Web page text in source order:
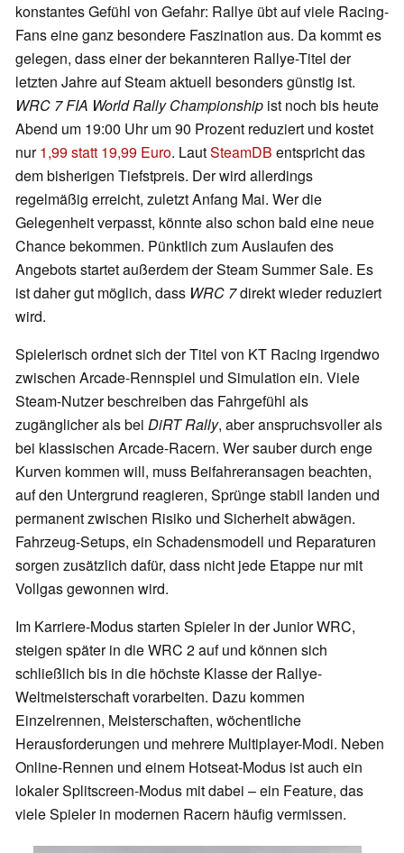
konstantes Gefühl von Gefahr: Rallye übt auf viele Racing-
Fans eine ganz besondere Faszination aus. Da kommt es
gelegen, dass einer der bekannteren Rallye-Titel der
letzten Jahre auf Steam aktuell besonders günstig ist.
WRC 7 FIA World Rally Championship ist noch bis heute
Abend um 19:00 Uhr um 90 Prozent reduziert und kostet
nur1,99 statt 19,99 Euro. LautSteamDB entspricht das
dem bisherigen Tiefstpreis. Der wird allerdings
regelmäßig erreicht, zuletzt Anfang Mai. Wer die
Gelegenheit verpasst, könnte also schon bald eine neue
Chance bekommen. Pünktlich zum Auslaufen des
Angebots startet außerdem der Steam Summer Sale. Es
ist daher gut möglich, dass WRC 7direkt wieder reduziert
wird.
Spielerisch ordnet sich der Titel von KT Racing irgendwo
zwischen Arcade-Rennspiel und Simulation ein. Viele
Steam-Nutzer beschreiben das Fahrgefühl als
zugänglicher als bei DiRT Rally, aber anspruchsvoller als
bei klassischen Arcade-Racern. Wer sauber durch enge
Kurven kommen will, muss Beifahreransagen beachten,
auf den Untergrund reagieren, Sprünge stabil landen und
permanent zwischen Risiko und Sicherheit abwägen.
Fahrzeug-Setups, ein Schadensmodell und Reparaturen
sorgen zusätzlich dafür, dass nicht jede Etappe nur mit
Vollgas gewonnen wird.
Im Karriere-Modus starten Spieler in der Junior WRC,
steigen später in die WRC 2 auf und können sich
schließlich bis in die höchste Klasse der Rallye-
Weltmeisterschaft vorarbeiten. Dazu kommen
Einzelrennen, Meisterschaften, wöchentliche
Herausforderungen und mehrere Multiplayer-Modi. Neben
Online-Rennen und einem Hotseat-Modus ist auch ein
lokaler Splitscreen-Modus mit dabei – ein Feature, das
viele Spieler in modernen Racern häufig vermissen.